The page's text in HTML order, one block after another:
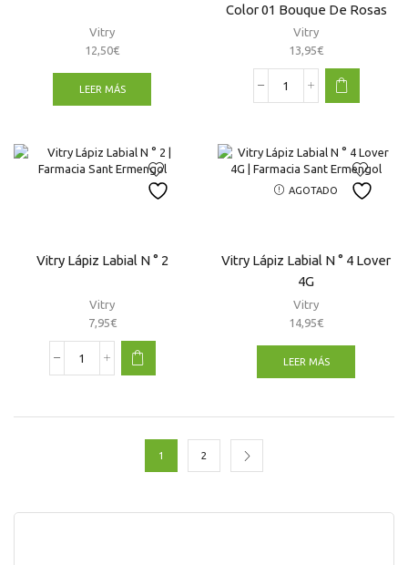
Vitry
12,50€
LEER MÁS
Color 01 Bouque De Rosas
Vitry
13,95€
Vitry
Balsámico
Color
Bouque
Vitry Lápiz Labial N ° 2
Vitry
7,95€
Vitry
N
AGOTADO
Vitry Lápiz Labial N ° 4 Lover
4G
Vitry
14,95€
LEER MÁS
1 2